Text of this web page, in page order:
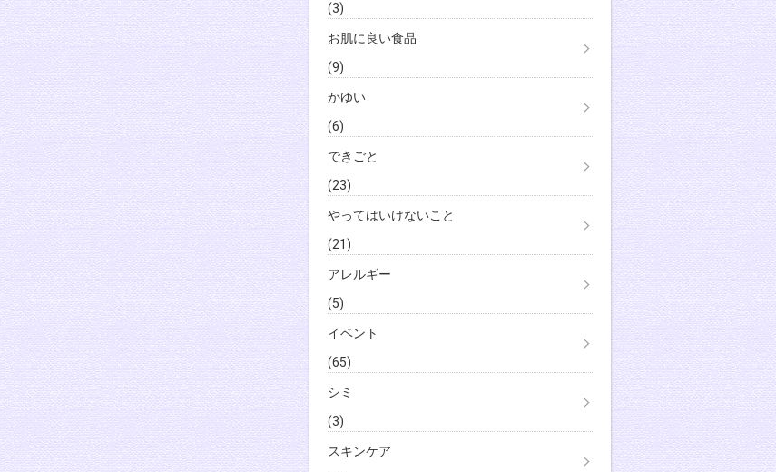
(3)
お肌に良い食品
(9)
かゆい
(6)
できごと
(23)
やってはいけないこと
(21)
アレルギー
(5)
イベント
(65)
シミ
(3)
スキンケア